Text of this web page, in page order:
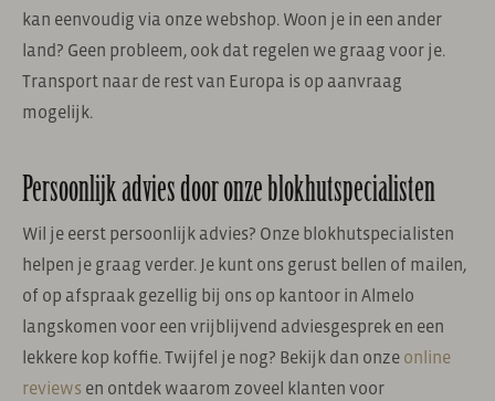
kan eenvoudig via onze webshop. Woon je in een ander
land? Geen probleem, ook dat regelen we graag voor je.
Transport naar de rest van Europa is op aanvraag
mogelijk.
Persoonlijk advies door onze blokhutspecialisten
Wil je eerst persoonlijk advies? Onze blokhutspecialisten
helpen je graag verder. Je kunt ons gerust bellen of mailen,
of op afspraak gezellig bij ons op kantoor in Almelo
langskomen voor een vrijblijvend adviesgesprek en een
lekkere kop koffie. Twijfel je nog? Bekijk dan onze online
reviews en ontdek waarom zoveel klanten voor